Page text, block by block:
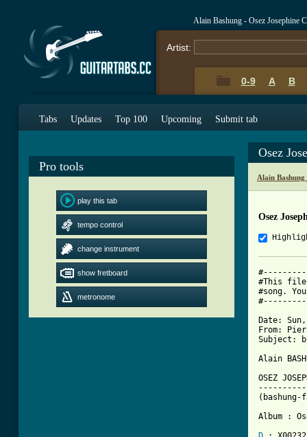
Alain Bashung - Osez Josephine
Artist:
0-9 A B
Tabs Updates Top 100 Upcoming Submit tab
Pro tools
play this tab
tempo control
change instrument
show fretboard
metronome
Osez
Alain
Osez
#This file
#song.
Date:
From:
Subject:
Alain
OSEZ
(bashung-
Album :